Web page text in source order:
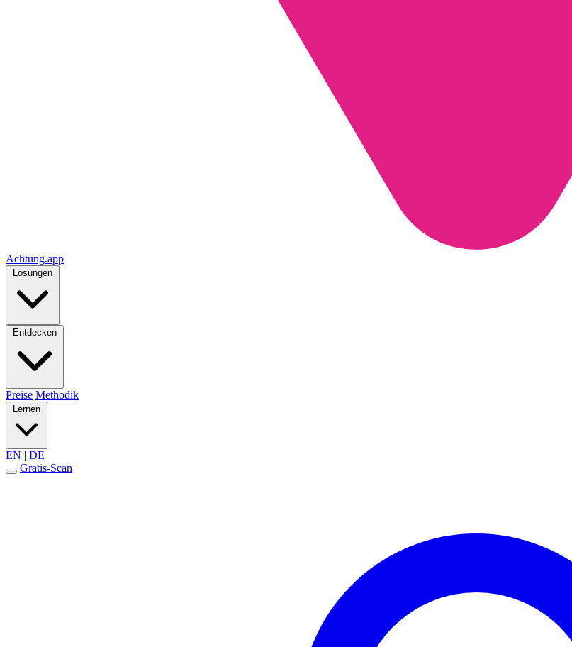
Achtung.app
Lösungen
Entdecken
Preise Methodik
Lernen
EN | DE
Gratis-Scan